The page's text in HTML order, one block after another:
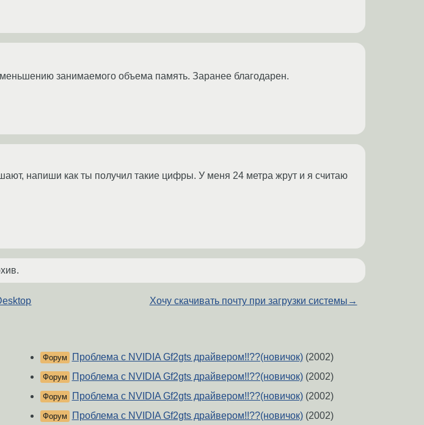
занимаемого объема память. Заранее благодарен.
напиши как ты получил такие цифры. У меня 24 метра жрут и я считаю
Хочу скачивать почту при загрузки системы →
Форум Проблема с NVIDIA Gf2gts драйвером!!??(новичок)(2002)
Форум Проблема с NVIDIA Gf2gts драйвером!!??(новичок)(2002)
Форум Проблема с NVIDIA Gf2gts драйвером!!??(новичок)(2002)
Форум Проблема с NVIDIA Gf2gts драйвером!!??(новичок)(2002)